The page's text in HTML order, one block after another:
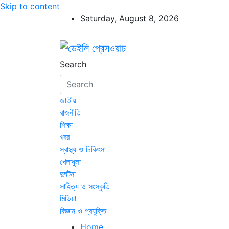
Skip to content
Saturday, August 8, 2026
ডেইলি প্রেসওয়াচ
ডেইলি প্রেসওয়াচ মুক্তিযুদ্ধের চেতনায় উদ্বুদ্ধ
Search
জাতীয়
রাজনীতি
শিক্ষা
খবর
স্বাস্থ্য ও চিকিৎসা
খেলাধুলা
দুর্ঘটনা
সাহিত্য ও সংস্কৃতি
মিডিয়া
বিজ্ঞান ও প্রযুক্তি
Home